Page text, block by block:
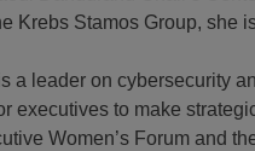
Krebs Stamos Group, she
a leader on cybersecurity
executives to make
Women’s Forum and